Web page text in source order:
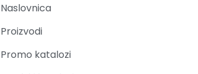
Naslovnica
Proizvodi
Promo katalozi